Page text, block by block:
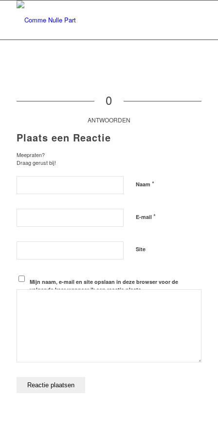
0
ANTWOORDEN
Plaats een Reactie
Meepraten?
Draag gerust bij!
Naam *
E-mail *
Site
Mijn naam, e-mail en site opslaan in deze browser voor de
volgende keer wanneer ik een reactie plaats.